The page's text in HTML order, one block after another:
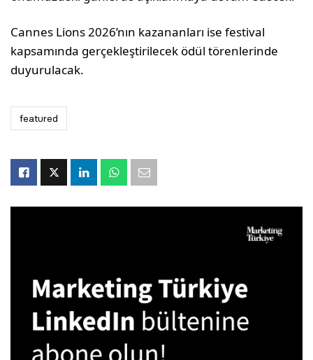
Cannes Lions 2026’nın kazananları ise festival
kapsamında gerçekleştirilecek ödül törenlerinde
duyurulacak.
featured